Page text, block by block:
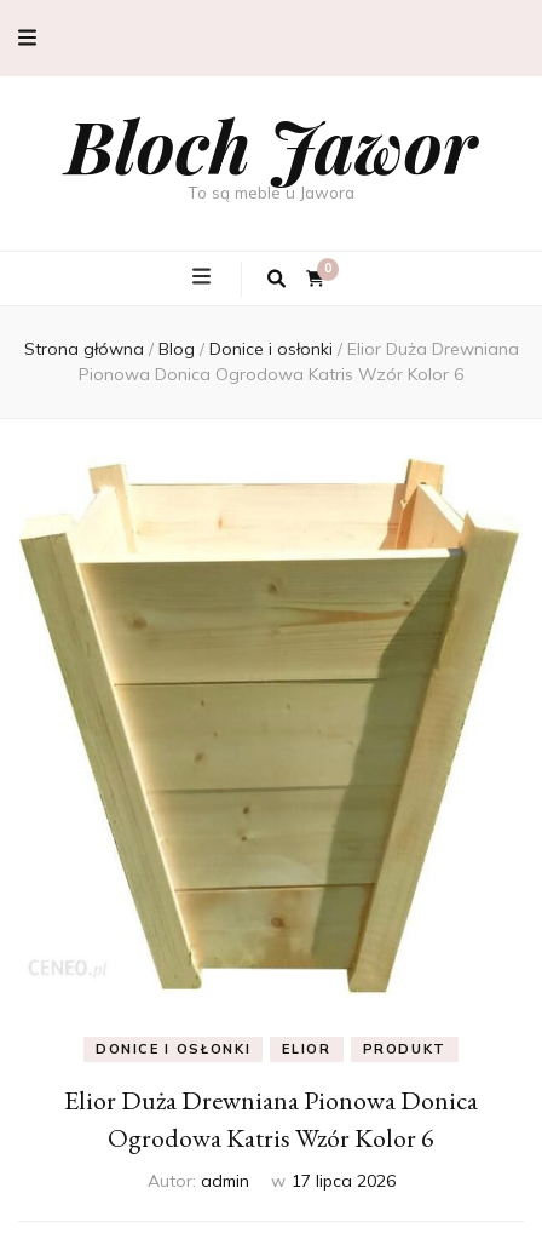
Bloch Jawor
To są meble u Jawora
0
Strona główna / Blog / Donice i osłonki / Elior Duża Drewniana
Pionowa Donica Ogrodowa Katris Wzór Kolor 6
DONICE I OSŁONKI ELIOR PRODUKT
Elior Duża Drewniana Pionowa Donica
Ogrodowa Katris Wzór Kolor 6
Autor: admin w 17 lipca 2026